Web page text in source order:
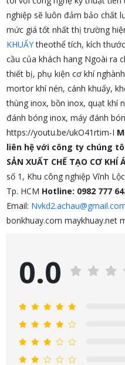
nghiệp sẽ luôn đảm bảo chất
mức giá tốt nhất thị trường
KHUẤYtheothể tích, kích
cầu của khách hang Ngoài ra
thiết bị, phụ kiện cơ khí
mortor khí nén, cánh khuấy,
thùng inox, bồn inox, quạt khí
đánh bóng inox, máy đánh
https://youtu.be/ukO41rtim-I
liên hệ với công ty chúng
SẢN XUẤT CHẾ TẠO CƠ KHÍ
số 1, Khu công nghiệp Vĩnh
Tp. HCM Hotline: 0982 777
Email:
bonkhuay.com maykhuay.net
0.0